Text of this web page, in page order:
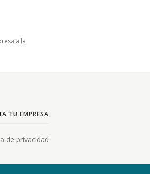
a la
TU EMPRESA
de privacidad